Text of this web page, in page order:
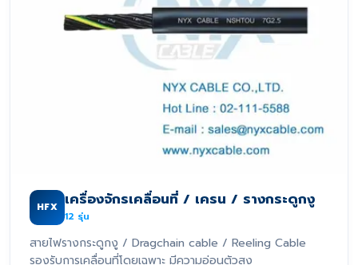
HFX เครื่องจักรเคลื่อนที่ / เครน / รางกระดูกงู
12 รุ่น
สายไฟรางกระดูกงู / Dragchain cable / Reeling Cable
รองรับการเคลื่อนที่โดยเฉพาะ มีความอ่อนตัวสูง